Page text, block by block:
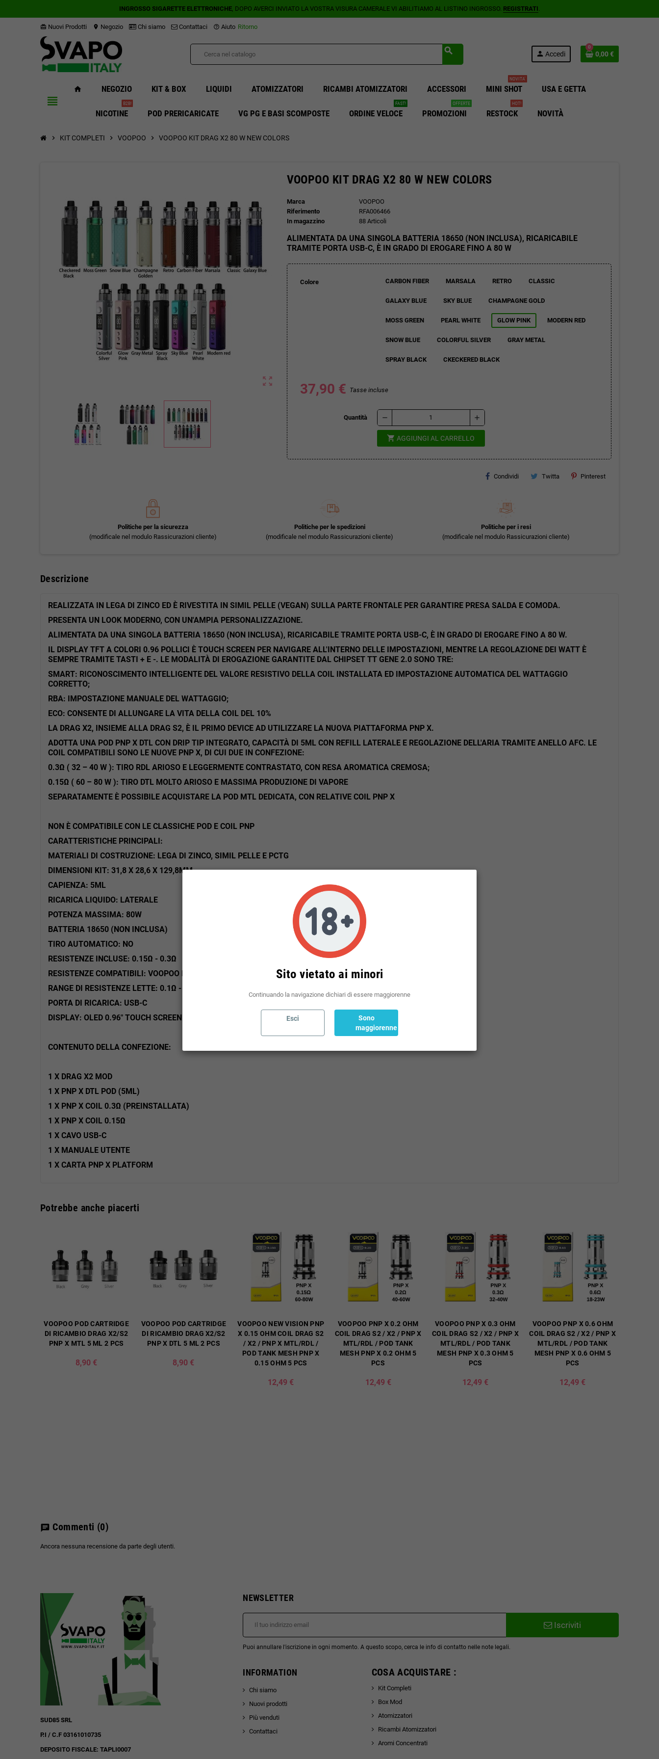
INGROSSO SIGARETTE ELETTRONICHE, DOPO AVERCI INVIATO LA VOSTRA VISURA CAMERALE VI ABILITIAMO AL LISTINO INGROSSO. REGISTRATI.
card_giftcard Nuovi Prodotti location_on Negozio Chi siamo Contattaci help_outline Aiuto Ritorno
search person Accedi
0
0,00 €
view_headline
home NEGOZIO KIT & BOX LIQUIDI ATOMIZZATORI RICAMBI ATOMIZZATORI ACCESSORI MINI SHOT
NOVITA'
USA E GETTA
NICOTINE
B2B!
POD PRERICARICATE VG PG E BASI SCOMPOSTE ORDINE VELOCE
FAST!
PROMOZIONI
OFFERTE
RESTOCK
HOT!
NOVITÀ
chevron_right KIT COMPLETI chevron_right VOOPOO chevron_right VOOPOO KIT DRAG X2 80 W NEW COLORS
zoom_out_map
VOOPOO KIT DRAG X2 80 W NEW COLORS
Marca
VOOPOO
Riferimento
RFA006466
In magazzino
88 Articoli
ALIMENTATA DA UNA SINGOLA BATTERIA 18650 (NON INCLUSA), RICARICABILE
TRAMITE PORTA USB-C, È IN GRADO DI EROGARE FINO A 80 W
Colore CARBON FIBER MARSALA RETRO CLASSIC
GALAXY BLUE SKY BLUE CHAMPAGNE GOLD
MOSS GREEN PEARL WHITE GLOW PINK MODERN RED
SNOW BLUE COLORFUL SILVER GRAY METAL
SPRAY BLACK CKECKERED BLACK
37,90 € Tasse incluse
Quantità remove add
shopping_cart AGGIUNGI AL CARRELLO
Condividi Twitta Pinterest
Politiche per la sicurezza
(modificale nel modulo Rassicurazioni cliente)
Politiche per le spedizioni
(modificale nel modulo Rassicurazioni cliente)
Politiche per i resi
(modificale nel modulo Rassicurazioni cliente)
Descrizione
REALIZZATA IN LEGA DI ZINCO ED È RIVESTITA IN SIMIL PELLE (VEGAN) SULLA PARTE FRONTALE PER GARANTIRE PRESA SALDA E COMODA.
PRESENTA UN LOOK MODERNO, CON UN'AMPIA PERSONALIZZAZIONE.
ALIMENTATA DA UNA SINGOLA BATTERIA 18650 (NON INCLUSA), RICARICABILE TRAMITE PORTA USB-C, È IN GRADO DI EROGARE FINO A 80 W.
IL DISPLAY TFT A COLORI 0.96 POLLICI È TOUCH SCREEN PER NAVIGARE ALL'INTERNO DELLE IMPOSTAZIONI, MENTRE LA REGOLAZIONE DEI WATT È
SEMPRE TRAMITE TASTI + E -. LE MODALITÀ DI EROGAZIONE GARANTITE DAL CHIPSET TT GENE 2.0 SONO TRE:
SMART: RICONOSCIMENTO INTELLIGENTE DEL VALORE RESISTIVO DELLA COIL INSTALLATA ED IMPOSTAZIONE AUTOMATICA DEL WATTAGGIO
CORRETTO;
RBA: IMPOSTAZIONE MANUALE DEL WATTAGGIO;
ECO: CONSENTE DI ALLUNGARE LA VITA DELLA COIL DEL 10%
LA DRAG X2, INSIEME ALLA DRAG S2, È IL PRIMO DEVICE AD UTILIZZARE LA NUOVA PIATTAFORMA PNP X.
ADOTTA UNA POD PNP X DTL CON DRIP TIP INTEGRATO, CAPACITÀ DI 5ML CON REFILL LATERALE E REGOLAZIONE DELL'ARIA TRAMITE ANELLO AFC. LE
COIL COMPATIBILI SONO LE NUOVE PNP X, DI CUI DUE IN CONFEZIONE:
0.3Ω ( 32 – 40 W ): TIRO RDL ARIOSO E LEGGERMENTE CONTRASTATO, CON RESA AROMATICA CREMOSA;
0.15Ω ( 60 – 80 W ): TIRO DTL MOLTO ARIOSO E MASSIMA PRODUZIONE DI VAPORE
SEPARATAMENTE È POSSIBILE ACQUISTARE LA POD MTL DEDICATA, CON RELATIVE COIL PNP X
NON È COMPATIBILE CON LE CLASSICHE POD E COIL PNP
CARATTERISTICHE PRINCIPALI:
MATERIALI DI COSTRUZIONE: LEGA DI ZINCO, SIMIL PELLE E PCTG
DIMENSIONI KIT: 31,8 X 28,6 X 129,8MM
CAPIENZA: 5ML
RICARICA LIQUIDO: LATERALE
POTENZA MASSIMA: 80W
BATTERIA 18650 (NON INCLUSA)
TIRO AUTOMATICO: NO
RESISTENZE INCLUSE: 0.15Ω - 0.3Ω
RESISTENZE COMPATIBILI: VOOPOO PNP X COIL
RANGE DI RESISTENZE LETTE: 0.1Ω - 3.0Ω
PORTA DI RICARICA: USB-C
DISPLAY: OLED 0.96" TOUCH SCREEN A COLORI
CONTENUTO DELLA CONFEZIONE:
1 X DRAG X2 MOD
1 X PNP X DTL POD (5ML)
1 X PNP X COIL 0.3Ω (PREINSTALLATA)
1 X PNP X COIL 0.15Ω
1 X CAVO USB-C
1 X MANUALE UTENTE
1 X CARTA PNP X PLATFORM
Potrebbe anche piacerti
VOOPOO POD CARTRIDGE
DI RICAMBIO DRAG X2/S2
PNP X MTL 5 ML 2 PCS
8,90 €
VOOPOO POD CARTRIDGE
DI RICAMBIO DRAG X2/S2
PNP X DTL 5 ML 2 PCS
8,90 €
VOOPOO NEW VISION PNP
X 0.15 OHM COIL DRAG S2
/ X2 / PNP X MTL/RDL /
POD TANK MESH PNP X
0.15 OHM 5 PCS
12,49 €
VOOPOO PNP X 0.2 OHM
COIL DRAG S2 / X2 / PNP X
MTL/RDL / POD TANK
MESH PNP X 0.2 OHM 5
PCS
12,49 €
VOOPOO PNP X 0.3 OHM
COIL DRAG S2 / X2 / PNP X
MTL/RDL / POD TANK
MESH PNP X 0.3 OHM 5
PCS
12,49 €
VOOPOO PNP X 0.6 OHM
COIL DRAG S2 / X2 / PNP X
MTL/RDL / POD TANK
MESH PNP X 0.6 OHM 5
PCS
12,49 €
chat Commenti (0)
Ancora nessuna recensione da parte degli utenti.
SUD85 SRL
P.I / C.F 03161010735
DEPOSITO FISCALE: TAPLI0007
NEWSLETTER
Iscriviti
Puoi annullare l'iscrizione in ogni momento. A questo scopo, cerca le info di contatto nelle note legali.
INFORMATION
Chi siamo
Nuovi prodotti
Più venduti
Contattaci
COSA ACQUISTARE :
Kit Completi
Box Mod
Atomizzatori
Ricambi Atomizzatori
Aromi Concentrati
Sito vietato ai minori
Continuando la navigazione dichiari di essere maggiorenne
Esci
Sono
maggiorenne